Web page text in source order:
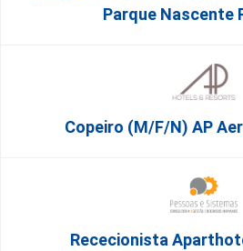
Parque Nascente
Copeiro (M/F/N) AP
Rececionista